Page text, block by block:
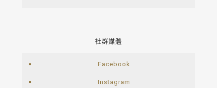
社群媒體
Facebook
Instagram